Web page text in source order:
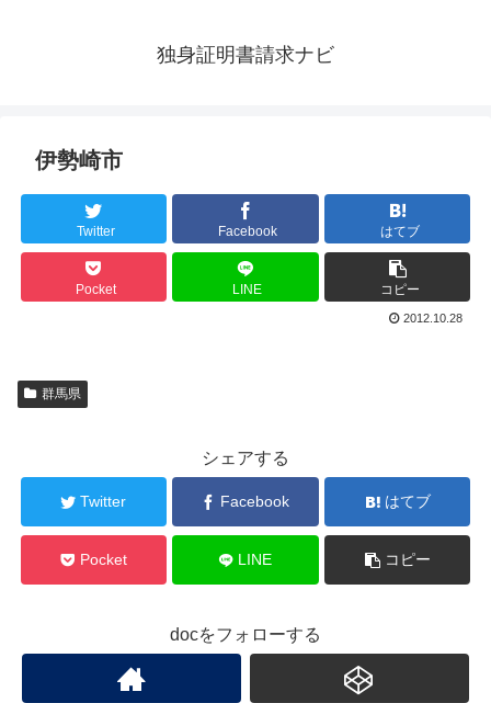
独身証明書請求ナビ
伊勢崎市
Twitter Facebook はてブ
Pocket LINE コピー
2012.10.28
群馬県
シェアする
Twitter Facebook はてブ
Pocket LINE コピー
docをフォローする